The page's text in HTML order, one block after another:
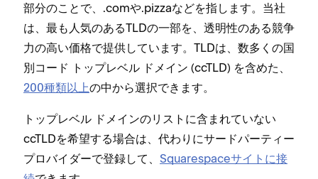
部分のことで⁠、⁠.comや⁠.pizzaなどを指します⁠。当社
は⁠、最も人気のあるTLDの一部を⁠、透明性のある競争
力の高い価格で提供しています⁠。TLDは⁠、数多くの国
別コ⁠ード ト⁠ップレベル ドメイン (⁠ccTLD⁠) を含めた⁠、
200種類以上の中から選択できます⁠。
ト⁠ップレベル ドメインのリストに含まれていない
ccTLDを希望する場合は⁠、代わりにサ⁠ードパ⁠ーテ⁠ィ⁠ー
プロバイダ⁠ーで登録して⁠、 Squarespaceサイトに接